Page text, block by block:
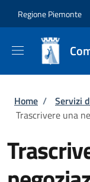
Regione Piemonte
Briciole
Home / Servizi
Trascrivere una